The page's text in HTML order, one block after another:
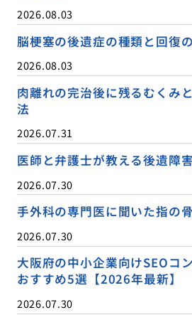
2026.08.03
脳梗塞の後遺症の種類と回復
2026.08.03
肉離れの完治後に残るむくみ
法
2026.07.31
医師と弁護士が教える後遺障
2026.07.30
手外科の専門医に聞いた指の
2026.07.30
大阪府の中小企業向けSEOコ
おすすめ5選【2026年最新】
2026.07.30